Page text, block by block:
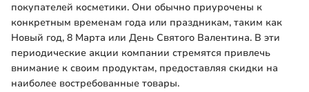
покупателей косметики. Они обычно приурочены к
конкретным временам года или праздникам, таким как
Новый год, 8 Марта или День Святого Валентина. В эти
периодические акции компании стремятся привлечь
внимание к своим продуктам, предоставляя скидки на
наиболее востребованные товары.